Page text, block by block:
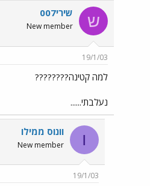
ש שירי007
New member
19/1/03
למה קטינה????????
נעלבתי......
ו וונוס ממילו
New member
19/1/03